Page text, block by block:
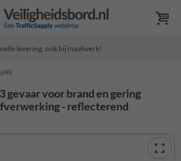
levering, ook bij maatwerk!
gevaar voor brand en gering
- reflecterend